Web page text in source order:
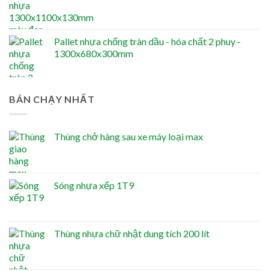
Pallet nhựa chống tràn dầu - hóa chất 2 phuy -
1300x680x300mm
BÁN CHẠY NHẤT
Thùng chở hàng sau xe máy loại max
Sóng nhựa xếp 1T9
Thùng nhựa chữ nhật dung tích 200 lít